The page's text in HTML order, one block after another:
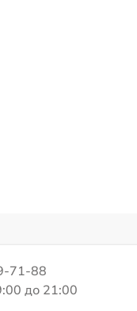
71-88
до 21:00